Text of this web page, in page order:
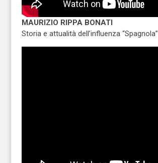
MAURIZIO RIPPA BONATI
Storia e attualità dell’influenza “Spagnola”